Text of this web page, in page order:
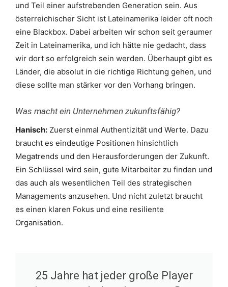
und Teil einer aufstrebenden Generation sein. Aus
österreichischer Sicht ist Lateinamerika leider oft noch
eine Blackbox. Dabei arbeiten wir schon seit geraumer
Zeit in Lateinamerika, und ich hätte nie gedacht, dass
wir dort so erfolgreich sein werden. Überhaupt gibt es
Länder, die absolut in die richtige Richtung gehen, und
diese sollte man stärker vor den Vorhang bringen.
Was macht ein Unternehmen zukunftsfähig?
Hanisch: Zuerst einmal Authentizität und Werte. Dazu
braucht es eindeutige Positionen hinsichtlich
Megatrends und den Herausforderungen der Zukunft.
Ein Schlüssel wird sein, gute Mitarbeiter zu finden und
das auch als wesentlichen Teil des strategischen
Managements anzusehen. Und nicht zuletzt braucht
es einen klaren Fokus und eine resiliente
Organisation.
25 Jahre hat jeder große Player